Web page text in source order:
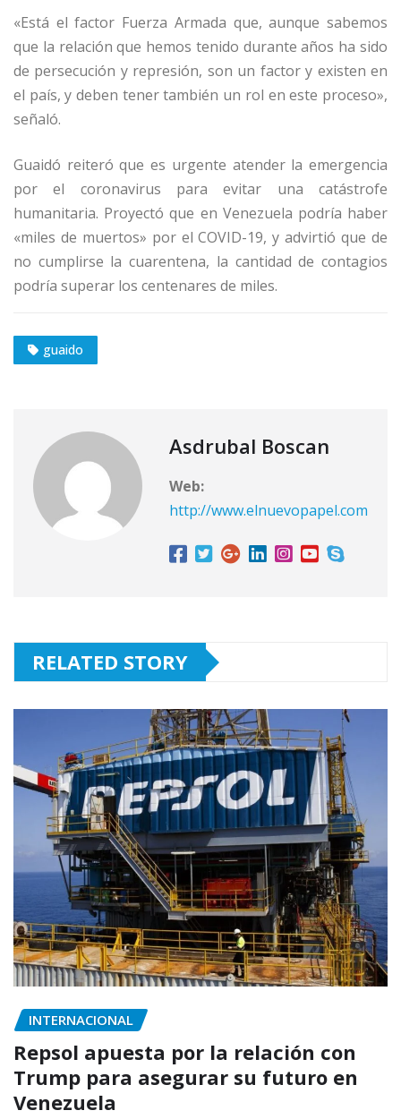
«Está el factor Fuerza Armada que, aunque sabemos
que la relación que hemos tenido durante años ha sido
de persecución y represión, son un factor y existen en
el país, y deben tener también un rol en este proceso»,
señaló.
Guaidó reiteró que es urgente atender la emergencia
por el coronavirus para evitar una catástrofe
humanitaria. Proyectó que en Venezuela podría haber
«miles de muertos» por el COVID-19, y advirtió que de
no cumplirse la cuarentena, la cantidad de contagios
podría superar los centenares de miles.
guaido
Asdrubal Boscan
Web:
http://www.elnuevopapel.com
RELATED STORY
INTERNACIONAL
Repsol apuesta por la relación con
Trump para asegurar su futuro en
Venezuela